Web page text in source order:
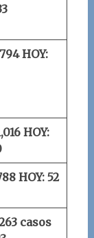
HOY:
HOY:
HOY: 52
casos